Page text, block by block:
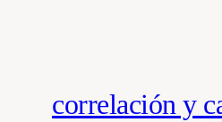
correlación y